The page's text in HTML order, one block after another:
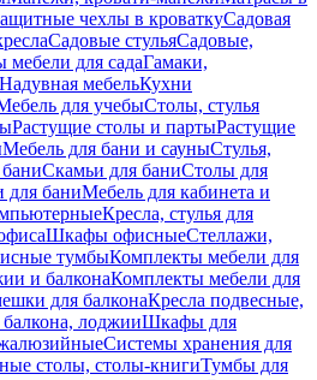
чехлы в кроваткуСадовая
Садовые стульяСадовые,
мебели для садаГамаки,
Надувная мебельКухни
для учебыСтолы, стулья
Растущие столы и партыРастущие
Мебель для бани и сауныСтулья,
Скамьи для баниСтолы для
для баниМебель для кабинета и
Кресла, стулья для
Шкафы офисныеСтеллажи,
тумбыКомплекты мебели для
и балконаКомплекты мебели для
для балконаКресла подвесные,
лоджииШкафы для
Системы хранения для
столы, столы-книгиТумбы для